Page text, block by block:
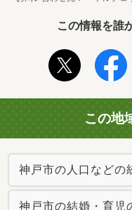
この情報を誰
この地
神戸市の人口などの
神戸市の結婚・育児